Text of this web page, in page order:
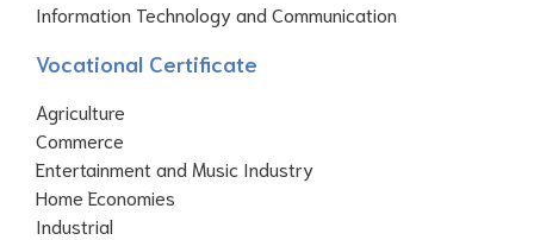
Information Technology and Communication
Vocational Certificate
Agriculture
Commerce
Entertainment and Music Industry
Home Economies
Industrial